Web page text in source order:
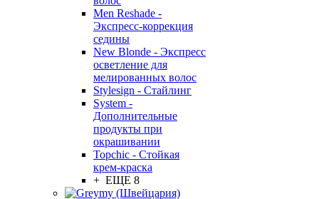
Men Reshade -
Экспресс-коррекция
седины
New Blonde - Экспресс
осветление для
мелированных волос
Stylesign - Стайлинг
System -
Дополнительные
продукты при
окрашивании
Topchic - Стойкая
крем-краска
+ ЕЩЕ 8